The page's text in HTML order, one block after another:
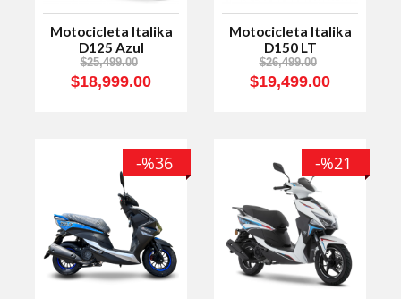
Motocicleta Italika
D125 Azul
$25,499.00
$18,999.00
Motocicleta Italika
D150 LT
$26,499.00
$19,499.00
-%36 -%21